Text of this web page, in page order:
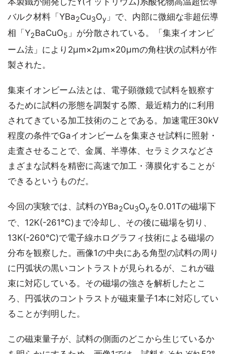
バルク材料「YBa2Cu3Oy 」で、内部に微細な非超伝導
相「Y2BaCuO5 」が分散されている。「集束イオンビ
ーム法」により2μm×2μm×20μmの角柱状の試料が作
製された。
集束イオンビーム法とは、電子顕微鏡で試料を観察す
るために試料の形態を調製する際、最近精力的に利用
されてきている加工技術のことである。加速電圧30kV
程度の条件でGaイオンビームを集束させ試料に照射・
走査させることで、金属、半導体、セラミクスなどさ
まざまな試料を精密に高速で加工・薄膜化することが
できるというものだ。
今回の実験では、試料のYBa2Cu3Oyを0.01Tの磁場下
で、12K(-261℃)まで冷却し、その後に磁場を切り、
13K(-260℃)で電子線ホログラフィ技術による磁場の
分布を観察した。画像1の中央にある角型の試料の周り
に円弧状の黒いコントラストが見られるが、これが磁
束に対応している。その磁場の強さを解析したとこ
ろ、円弧状のコントラストが磁束量子1本に対応してい
ることが判明した。
この磁束量子が、試料の側面のどこから生じているか